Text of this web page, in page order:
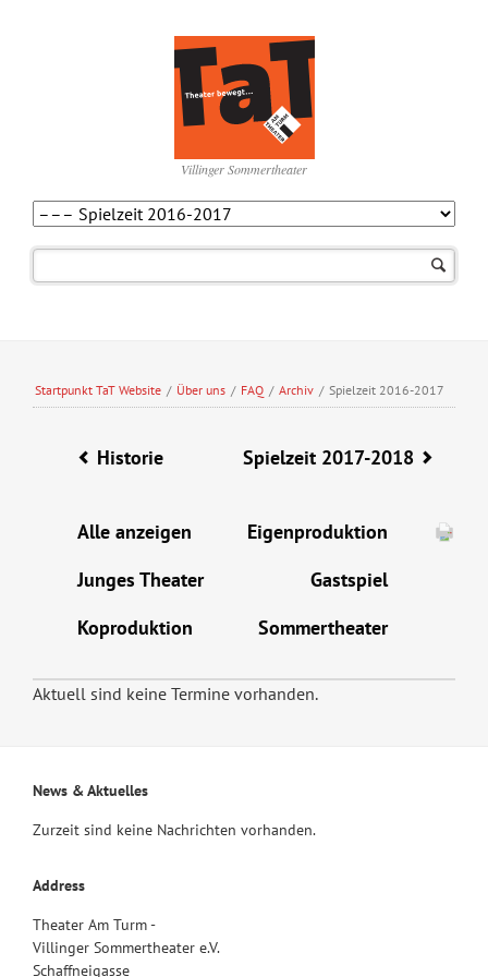
Villinger Sommertheater
Startpunkt TaT Website / Über uns / FAQ / Archiv / Spielzeit 2016-2017
Historie Spielzeit 2017-2018
Alle anzeigen
Eigenproduktion
Junges Theater
Gastspiel
Koproduktion
Sommertheater
Aktuell sind keine Termine vorhanden.
News & Aktuelles
Zurzeit sind keine Nachrichten vorhanden.
Address
Theater Am Turm -
Villinger Sommertheater e.V.
Schaffneigasse